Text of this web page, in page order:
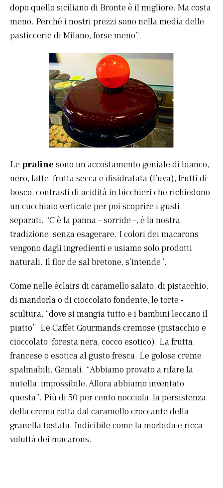
dopo quello siciliano di Bronte è il migliore. Ma costa
meno. Perché i nostri prezzi sono nella media delle
pasticcerie di Milano, forse meno”.
Le praline sono un accostamento geniale di bianco,
nero, latte, frutta secca e disidratata (l’uva), frutti di
bosco, contrasti di acidità in bicchieri che richiedono
un cucchiaio verticale per poi scoprire i gusti
separati. “C’è la panna – sorride –, è la nostra
tradizione, senza esagerare. I colori dei macarons
vengono dagli ingredienti e usiamo solo prodotti
naturali. Il flor de sal bretone, s’intende”.
Come nelle éclairs di caramello salato, di pistacchio,
di mandorla o di cioccolato fondente, le torte -
scultura, “dove si mangia tutto e i bambini leccano il
piatto”. Le Caffet Gourmands cremose (pistacchio e
cioccolato, foresta nera, cocco esotico). La frutta,
francese o esotica al gusto fresca. Le golose creme
spalmabili. Geniali. “Abbiamo provato a rifare la
nutella, impossibile. Allora abbiamo inventato
questa”. Più di 50 per cento nocciola, la persistenza
della crema rotta dal caramello croccante della
granella tostata. Indicibile come la morbida e ricca
voluttà dei macarons.